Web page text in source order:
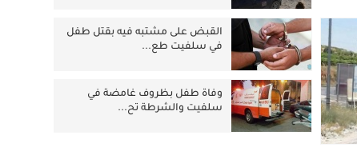
القبض على مشتبه فيه بقتل طفل
في سلفيت طع...
وفاة طفل بظروف غامضة في
سلفيت والشرطة تح...